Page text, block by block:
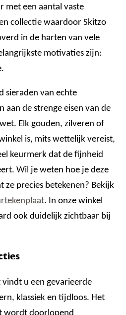
met een aantal vaste
collectie waardoor Skitzo
in de harten van vele
motivaties zijn:
sieraden van echte
aan de strenge eisen van de
Elk gouden, zilveren of
is, mits wettelijk vereist,
keurmerk dat de fijnheid
Wil je weten hoe je deze
ze precies betekenen? Bekijk
. In onze winkel
ook duidelijk zichtbaar bij
u een gevarieerde
klassiek en tijdloos. Het